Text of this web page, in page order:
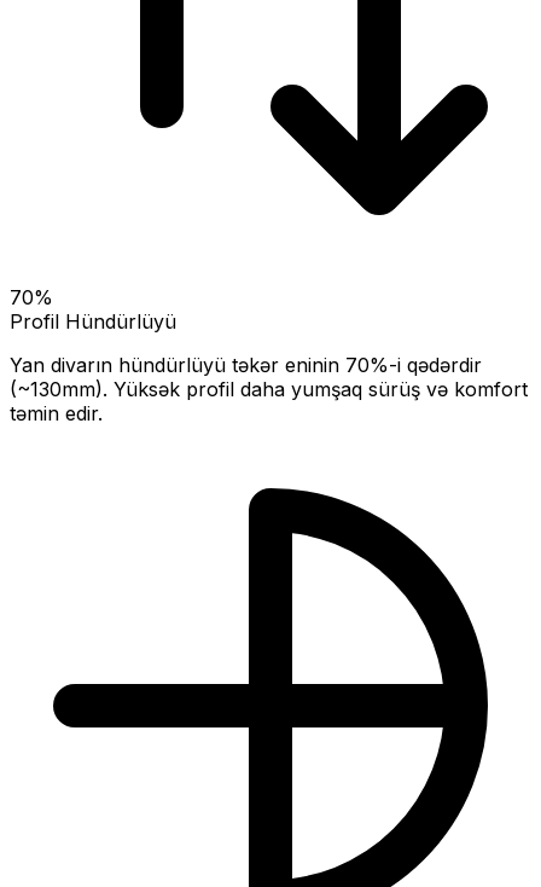
70%
Profil Hündürlüyü
Yan divarın hündürlüyü təkər eninin 70%-i qədərdir
(~130mm). Yüksək profil daha yumşaq sürüş və komfort
təmin edir.